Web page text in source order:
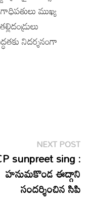
ముఖ్య
నిదర్శనంగా
NEXT POST
sunpreet sing :
హనుమకొండ ఈద్గాని
సందర్శించిన సిపి